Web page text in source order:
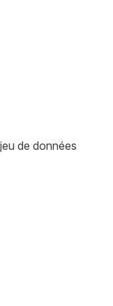
de données